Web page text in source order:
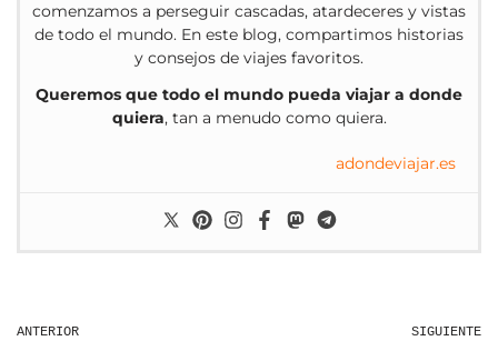
comenzamos a perseguir cascadas, atardeceres y vistas
de todo el mundo. En este blog, compartimos historias
y consejos de viajes favoritos.
Queremos que todo el mundo pueda viajar a donde
quiera, tan a menudo como quiera.
adondeviajar.es
ANTERIOR SIGUIENTE